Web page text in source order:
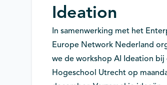
Ideation
In samenwerking met het
Europe Network Nederland
we de workshop AI Ideation bij
Hogeschool Utrecht op